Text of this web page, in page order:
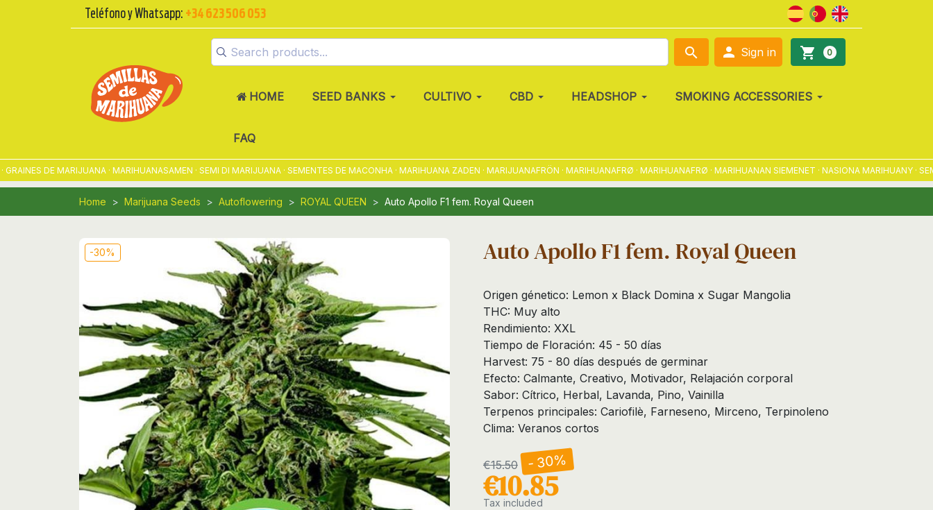
Teléfono y Whatsapp: +34 623 506 053
search  Sign in shopping_cart 0
HOME SEED BANKS CULTIVO CBD HEADSHOP SMOKING ACCESSORIES
FAQ
DE MARIJUANA · MARIHUANASAMEN · SEMI DI MARIJUANA · SEMENTES DE MACONHA · MARIHUANA ZADEN · MARIJUANAFRÖN · MARIHUANAFRØ · MARIHUANAFRØ · MARIHUANAN SIEMENET · NASIONA MARIHUANY ·
Home Marijuana Seeds Autoflowering ROYAL QUEEN Auto Apollo F1 fem. Royal Queen
-30% Auto Apollo F1 fem. Royal Queen
Origen génetico: Lemon x Black Domina x Sugar Mangolia
THC: Muy alto
Rendimiento: XXL
Tiempo de Floración: 45 - 50 días
Harvest: 75 - 80 días después de germinar
Efecto: Calmante, Creativo, Motivador, Relajación corporal
Sabor: Cítrico, Herbal, Lavanda, Pino, Vainilla
Terpenos principales: Cariofilè, Farneseno, Mirceno, Terpinoleno
Clima: Veranos cortos
€15.50 - 30%
€10.85
Tax included